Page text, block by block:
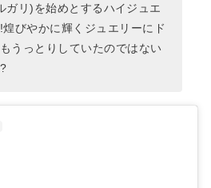
ガリ)を始めとするハイジュエ
煌びやかに輝くジュエリーにド
うっとりしていたのではない